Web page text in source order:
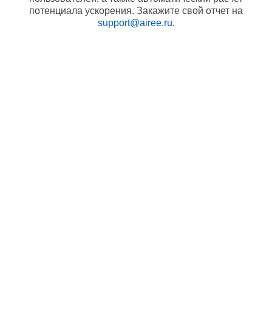
потенциала ускорения. Закажите свой отчет на
support@airee.ru.